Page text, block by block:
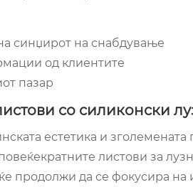
синџирот на снабдување
од клиентите
пазар
со силиконски
естетика и
листови за
продолжи да се фокусира